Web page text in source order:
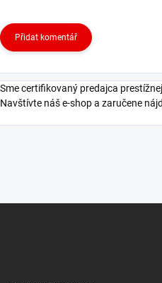
Přidat komentář
Sme certifikovaný predajca
Navštívte náš e-shop a zaručene